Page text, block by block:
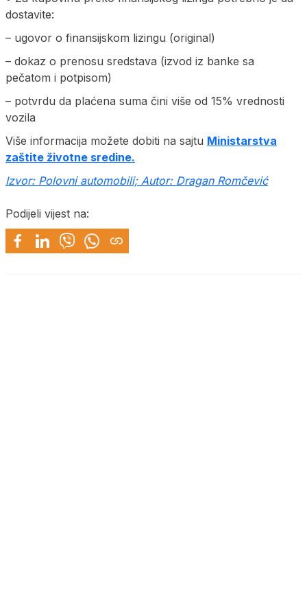
dostavite:
– ugovor o finansijskom lizingu (original)
– dokaz o prenosu sredstava (izvod iz banke sa
pečatom i potpisom)
– potvrdu da plaćena suma čini više od 15% vrednosti
vozila
Više informacija možete dobiti na sajtu Ministarstva
zaštite životne sredine.
Izvor: Polovni automobili; Autor: Dragan Romčević
Podijeli vijest na: